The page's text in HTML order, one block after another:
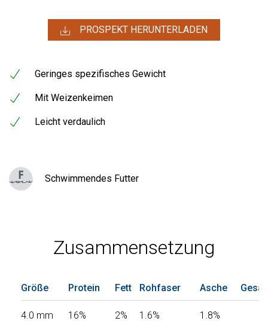
PROSPEKT HERUNTERLADEN
Geringes spezifisches Gewicht
Mit Weizenkeimen
Leicht verdaulich
Schwimmendes Futter
Zusammensetzung
Größe Protein Fett Rohfaser Asche
4.0 mm 16% 2% 1.6% 1.8%